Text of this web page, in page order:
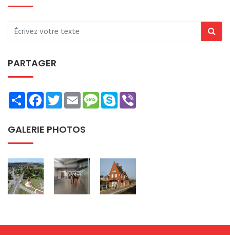
PARTAGER
ShareFacebookTwitterEmailMessage
Skype
GALERIE PHOTOS